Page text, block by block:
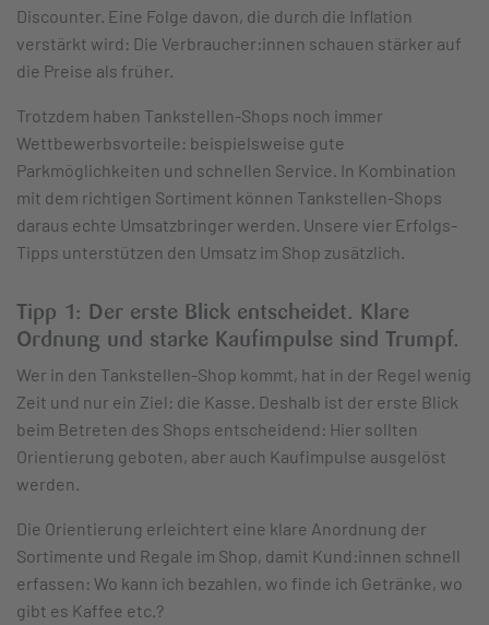
Discounter. Eine Folge davon, die durch die Inflation
verstärkt wird: Die Verbraucher:innen schauen stärker auf
die Preise als früher.
Trotzdem haben Tankstellen-Shops noch immer
Wettbewerbsvorteile: beispielsweise gute
Parkmöglichkeiten und schnellen Service. In Kombination
mit dem richtigen Sortiment können Tankstellen-Shops
daraus echte Umsatzbringer werden. Unsere vier Erfolgs-
Tipps unterstützen den Umsatz im Shop zusätzlich.
Tipp 1: Der erste Blick entscheidet. Klare
Ordnung und starke Kaufimpulse sind Trumpf.
Wer in den Tankstellen-Shop kommt, hat in der Regel wenig
Zeit und nur ein Ziel: die Kasse. Deshalb ist der erste Blick
beim Betreten des Shops entscheidend: Hier sollten
Orientierung geboten, aber auch Kaufimpulse ausgelöst
werden.
Die Orientierung erleichtert eine klare Anordnung der
Sortimente und Regale im Shop, damit Kund:innen schnell
erfassen: Wo kann ich bezahlen, wo finde ich Getränke, wo
gibt es Kaffee etc.?